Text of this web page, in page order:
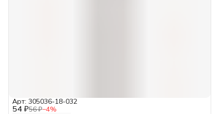
54 ₽56 ₽−4%
Арт: 305036-18-032